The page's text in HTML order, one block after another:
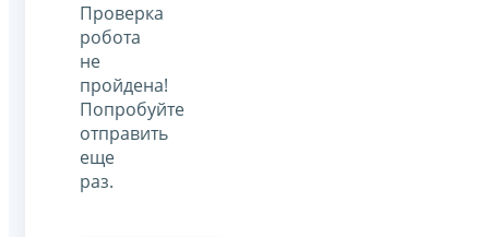
Проверка
робота
не
пройдена!
Попробуйте
отправить
еще
раз.